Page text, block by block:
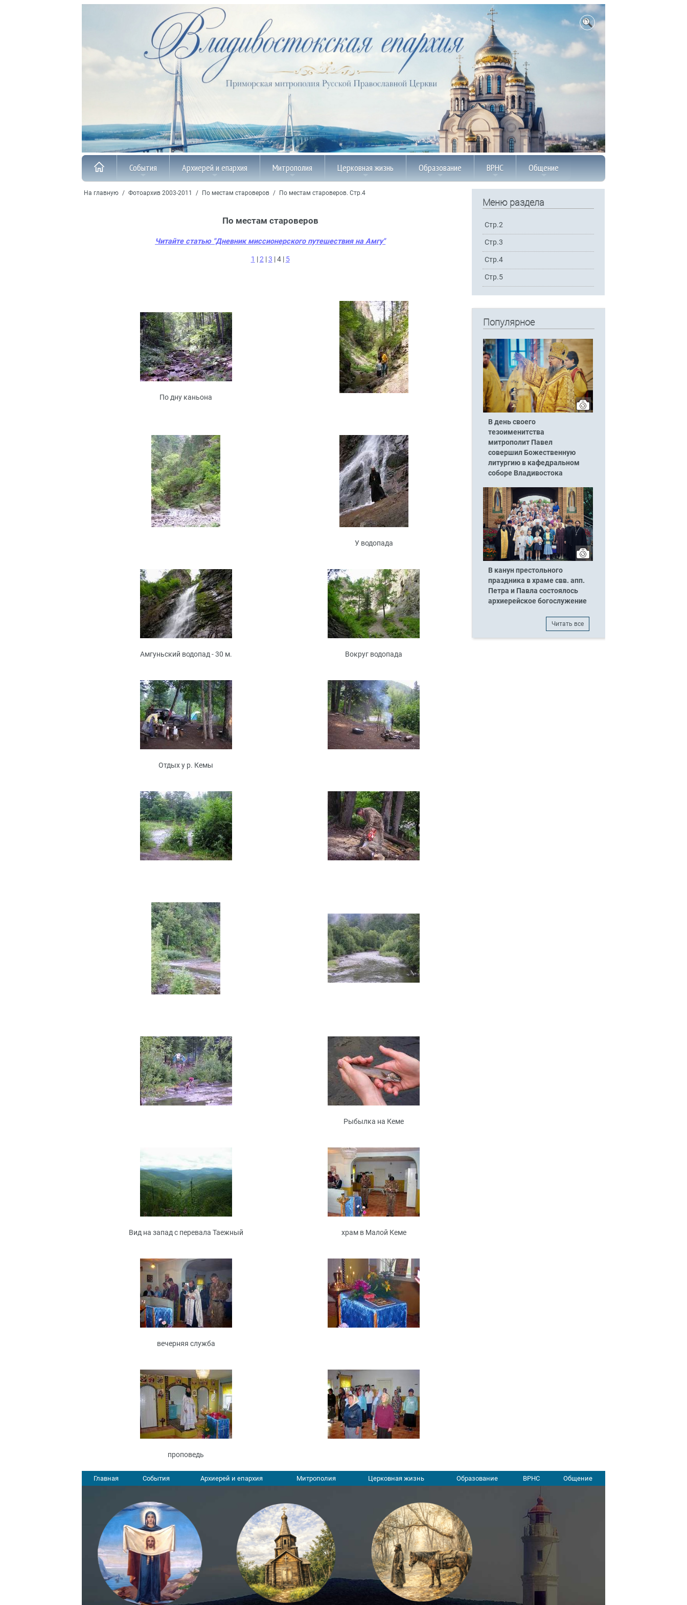
События Архиерей и епархия Митрополия Церковная жизнь Образование ВРНС Общение
На главную / Фотоархив 2003-2011 / По местам староверов / По местам староверов. Стр.4
По местам староверов
Читайте статью "Дневник миссионерского путешествия на Амгу"
1 |2|3 | 4 | 5
По дну каньона
У водопада
Амгуньский водопад - 30 м. Вокруг водопада
Отдых у р. Кемы
Рыбылка на Кеме
Вид на запад с перевала Таежный храм в Малой Кеме
вечерняя служба
проповедь
Меню раздела
Стр.2
Стр.3
Стр.4
Стр.5
Популярное
В день своего
тезоименитства
митрополит Павел
совершил Божественную
литургию в кафедральном
соборе Владивостока
В канун престольного
праздника в храме свв. апп.
Петра и Павла состоялось
архиерейское богослужение
Читать все
Главная События Архиерей и епархия Митрополия Церковная жизнь Образование ВРНС Общение